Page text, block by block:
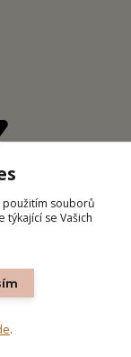
použitím souborů
týkající se Vašich
.